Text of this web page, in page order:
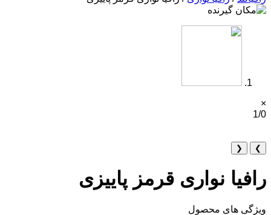
×
1/0
❯
❮
رافیا نواری قرمز پاییزی
ویژگی های محصول